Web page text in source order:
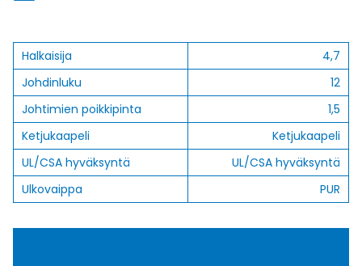
Halkaisija
4,7
Johdinluku
12
Johtimien poikkipinta
1,5
Ketjukaapeli
Ketjukaapeli
UL/CSA hyväksyntä
UL/CSA hyväksyntä
Ulkovaippa
PUR